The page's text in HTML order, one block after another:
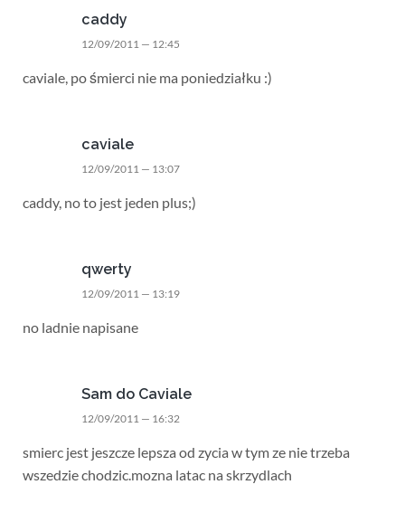
caddy
12/09/2011 — 12:45
caviale, po śmierci nie ma poniedziałku :)
caviale
12/09/2011 — 13:07
caddy, no to jest jeden plus;)
qwerty
12/09/2011 — 13:19
no ladnie napisane
Sam do Caviale
12/09/2011 — 16:32
smierc jest jeszcze lepsza od zycia w tym ze nie trzeba
wszedzie chodzic.mozna latac na skrzydlach